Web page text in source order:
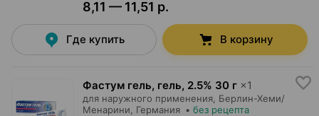
8,11 — 11,51 р.
Где купить В корзину
Фастум гель, гель, 2.5% 30 г ×1
для наружного применения, Берлин-Хеми/
Менарини , Германия • без рецепта